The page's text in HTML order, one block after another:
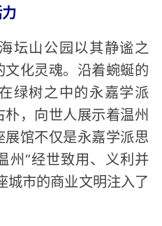
坛山公园以其静谧之
化灵魂。沿着蜿蜒的
绿树之中的永嘉学派
，向世人展示着温州
馆不仅是永嘉学派思
州“经世致用、义利并
城市的商业文明注入了